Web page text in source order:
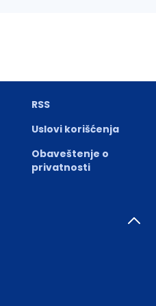
RSS
Uslovi korišćenja
Obaveštenje o
privatnosti